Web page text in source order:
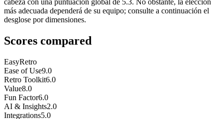
cabeza con una puntuación global de 5.3. No obstante, la elección
más adecuada dependerá de su equipo; consulte a continuación el
desglose por dimensiones.
Scores compared
EasyRetro
Ease of Use9.0
Retro Toolkit6.0
Value8.0
Fun Factor6.0
AI & Insights2.0
Integrations5.0